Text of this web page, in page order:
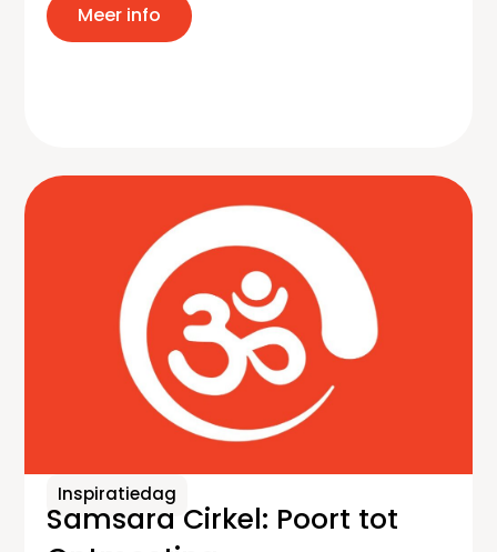
Meer info
Inspiratiedag
Samsara Cirkel: Poort tot